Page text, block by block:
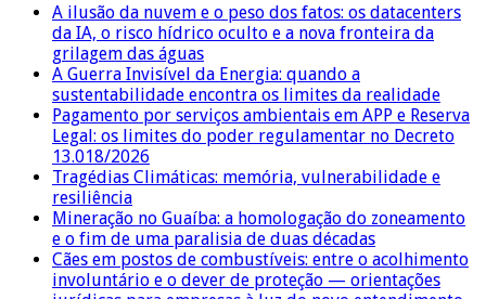
A ilusão da nuvem e o peso dos fatos: os datacenters
da IA, o risco hídrico oculto e a nova fronteira da
grilagem das águas
A Guerra Invisível da Energia: quando a
sustentabilidade encontra os limites da realidade
Pagamento por serviços ambientais em APP e Reserva
Legal: os limites do poder regulamentar no Decreto
13.018/2026
Tragédias Climáticas: memória, vulnerabilidade e
resiliência
Mineração no Guaíba: a homologação do zoneamento
e o fim de uma paralisia de duas décadas
Cães em postos de combustíveis: entre o acolhimento
involuntário e o dever de proteção — orientações